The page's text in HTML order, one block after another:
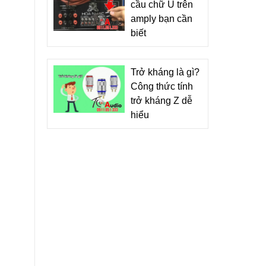
cầu chữ U trên
amply bạn cần
biết
Trở kháng là gì?
Công thức tính
trở kháng Z dễ
hiểu